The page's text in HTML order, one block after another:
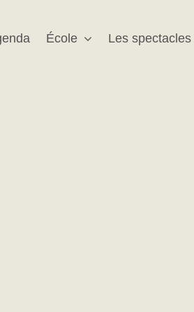
École Les spectacles